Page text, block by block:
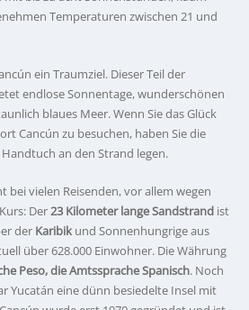
Temperaturen zwischen 21 und
ein Traumziel. Dieser Teil der
endlose Sonnentage, wunderschönen
blaues Meer. Wenn Sie das Glück
Cancún zu besuchen, haben Sie die
an den Strand legen.
bei vielen Reisenden, vor allem wegen
Der23 Kilometer lange Sandstrand ist
der Karibikund Sonnenhungrige aus
über 628.000 Einwohner. Die Währung
Peso, die Amtssprache Spanisch. Noch
Yucatán eine dünn besiedelte Insel mit